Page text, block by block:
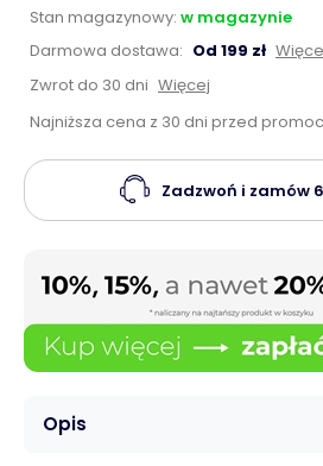
Opis
Stan magazynowy: w magazynie
Darmowa dostawa: Od 199 zł
Zwrot do 30 dni Więcej
Najniższa cena z 30 dni przed
Zadzwoń i zamów